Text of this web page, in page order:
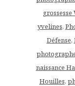
grossesse
yvelines,
Défense,
naissance
Houilles,